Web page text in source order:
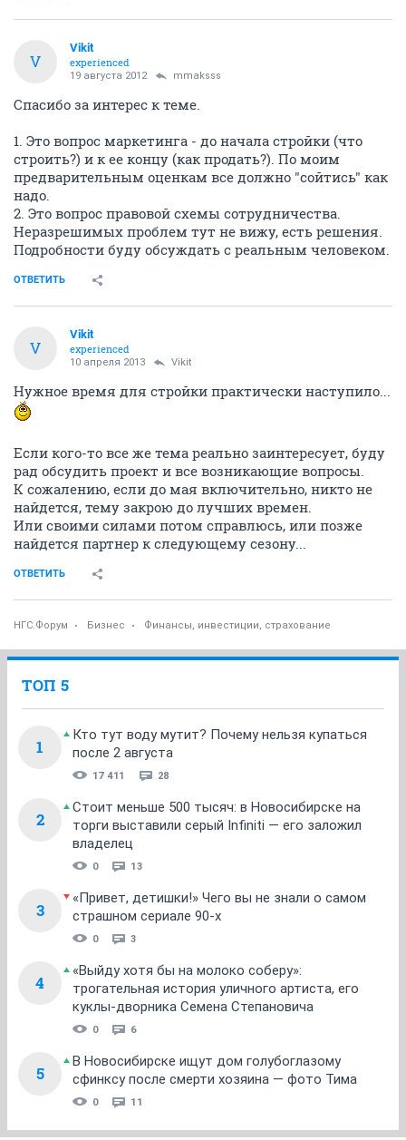
V
Vikit
experienced
19 августа 2012 mmaksss
Спасибо за интерес к теме.
1. Это вопрос маркетинга - до начала стройки (что
строить?) и к ее концу (как продать?). По моим
предварительным оценкам все должно "сойтись" как
надо.
2. Это вопрос правовой схемы сотрудничества.
Неразрешимых проблем тут не вижу, есть решения.
Подробности буду обсуждать с реальным человеком.
ОТВЕТИТЬ
V
Vikit
experienced
10 апреля 2013 Vikit
Нужное время для стройки практически наступило...
Если кого-то все же тема реально заинтересует, буду
рад обсудить проект и все возникающие вопросы.
К сожалению, если до мая включительно, никто не
найдется, тему закрою до лучших времен.
Или своими силами потом справлюсь, или позже
найдется партнер к следующему сезону...
ОТВЕТИТЬ
НГС.Форум Бизнес Финансы, инвестиции, страхование
ТОП 5
1
Кто тут воду мутит? Почему нельзя купаться
после 2 августа
17 411 28
2
Стоит меньше 500 тысяч: в Новосибирске на
торги выставили серый Infiniti — его заложил
владелец
0 13
3
«Привет, детишки!» Чего вы не знали о самом
страшном сериале 90-х
0 3
4
«Выйду хотя бы на молоко соберу»:
трогательная история уличного артиста, его
куклы-дворника Семена Степановича
0 6
5
В Новосибирске ищут дом голубоглазому
сфинксу после смерти хозяина — фото Тима
0 11